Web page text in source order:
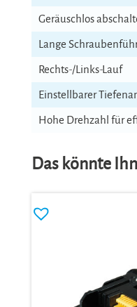
Geräuschlos
Lange
Rechts-/Links-Lauf
Einstellbarer
Hohe Drehzahl für
Das könnte